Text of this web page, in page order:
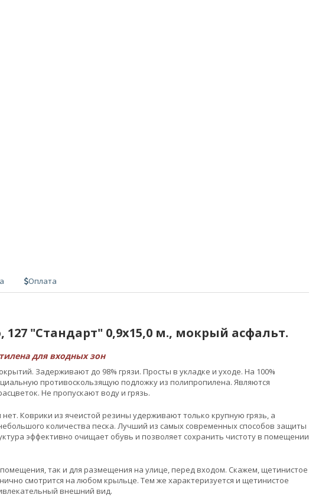
Оплата
"Стандарт" 0,9x15,0 м., мокрый асфальт.
для входных зон
Задерживают до 98% грязи. Просты в укладке и уходе. На 100%
противоскользящую подложку из полипропилена. Являются
Не пропускают воду и грязь.
Коврики из ячеистой резины удерживают только крупную грязь, а
количества песка. Лучший из самых современных способов защиты
эффективно очищает обувь и позволяет сохранить чистоту в помещении
так и для размещения на улице, перед входом. Скажем, щетинистое
смотрится на любом крыльце. Тем же характеризуется и щетинистое
внешний вид.